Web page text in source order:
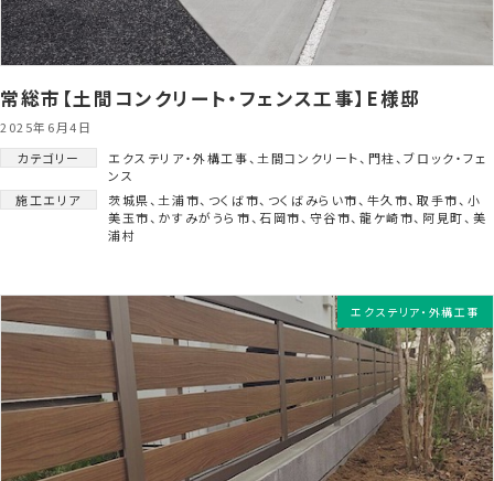
常総市【土間コンクリート・フェンス工事】E様邸
2025年6月4日
カテゴリー
エクステリア・外構工事、 土間コンクリート、 門柱、ブロック・フェ
ンス
施工エリア
茨城県、土浦市、 つくば市、 つくばみらい市、 牛久市、取手市、 小
美玉市、 かすみがうら市、石岡市、 守谷市、龍ケ崎市、 阿見町、 美
浦村
エクステリア・外構工事